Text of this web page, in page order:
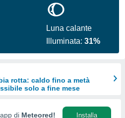
Luna calante
Illuminata:31%
rotta: caldo fino a metà
solo a fine mese
di Meteored! Installa